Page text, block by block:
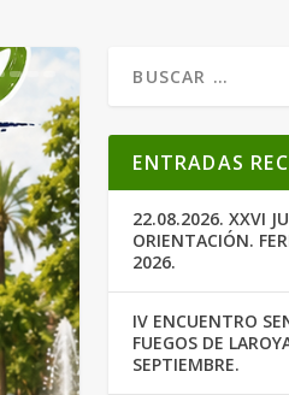
ENTRADAS
22.08.2026. XXVI
ORIENTACIÓN.
2026.
IV ENCUENTRO
FUEGOS DE
SEPTIEMBRE.